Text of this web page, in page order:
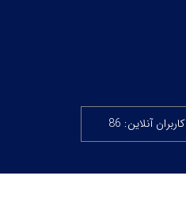
کاربران آنلاین: 86